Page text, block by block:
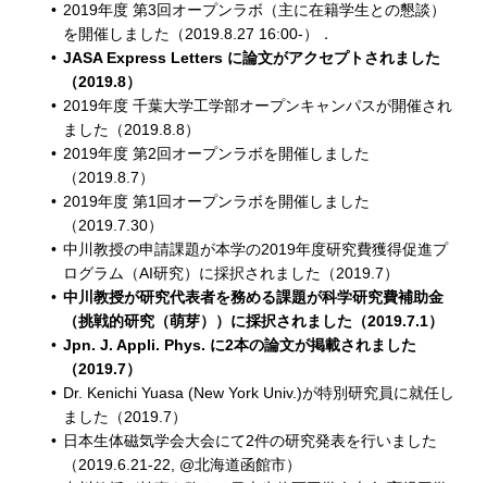
2019年度 第3回オープンラボ（主に在籍学生との懇談）
を開催しました（2019.8.27 16:00-）．
JASA Express Letters に論文がアクセプトされました
（2019.8）
2019年度 千葉大学工学部オープンキャンパスが開催され
ました（2019.8.8）
2019年度 第2回オープンラボを開催しました
（2019.8.7）
2019年度 第1回オープンラボを開催しました
（2019.7.30）
中川教授の申請課題が本学の2019年度研究費獲得促進プ
ログラム（AI研究）に採択されました（2019.7）
中川教授が研究代表者を務める課題が科学研究費補助金
（挑戦的研究（萌芽））に採択されました（2019.7.1）
Jpn. J. Appli. Phys. に2本の論文が掲載されました
（2019.7）
Dr. Kenichi Yuasa (New York Univ.)が特別研究員に就任し
ました（2019.7）
日本生体磁気学会大会にて2件の研究発表を行いました
（2019.6.21-22, @北海道函館市）